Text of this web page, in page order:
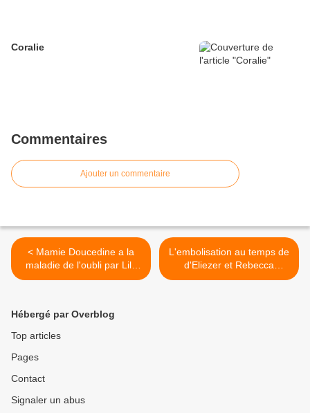
Coralie
Commentaires
Ajouter un commentaire
< Mamie Doucedine a la
maladie de l'oubli par Lily
Couleurs
L'embolisation au temps de
d'Eliezer et Rebecca
réinterprétée par Nicolas
Hébergé par Overblog
Top articles
Pages
Contact
Signaler un abus